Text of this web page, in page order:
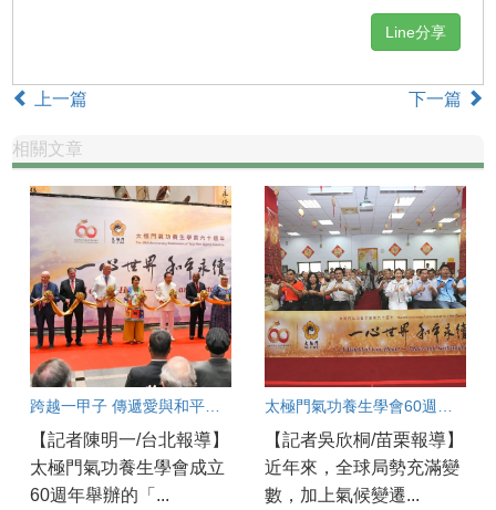
Line分享
上一篇 下一篇
相關文章
【記者陳明一/台北報導】
太極門氣功養生學會成立
60週年舉辦的「...
【記者吳欣桐/苗栗報導】
近年來，全球局勢充滿變
數，加上氣候變遷...